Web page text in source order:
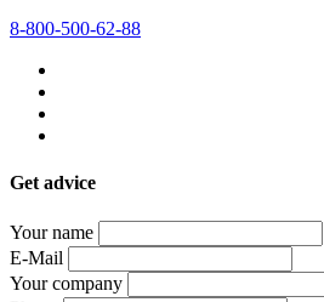
8-800-500-62-88
Get advice
Your name
E-Mail
Your company